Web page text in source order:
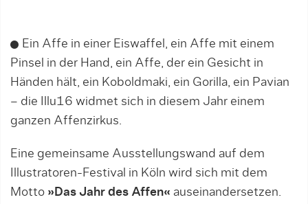
Ein Affe in einer Eiswaffel, ein Affe mit einem
Pinsel in der Hand, ein Affe, der ein Gesicht in
Händen hält, ein Koboldmaki, ein Gorilla, ein Pavian
– die Illu16 widmet sich in diesem Jahr einem
ganzen Affenzirkus.
Eine gemeinsame Ausstellungswand auf dem
Illustratoren-Festival in Köln wird sich mit dem
Motto »Das Jahr des Affen« auseinandersetzen.